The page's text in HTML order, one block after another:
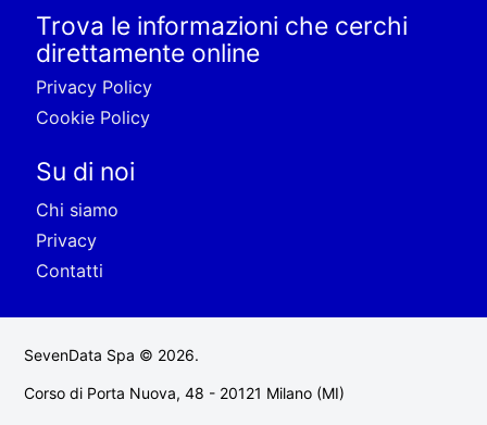
Trova le informazioni che cerchi
direttamente online
Privacy Policy
Cookie Policy
Su di noi
Chi siamo
Privacy
Contatti
SevenData Spa © 2026.
Corso di Porta Nuova, 48 - 20121 Milano (MI)